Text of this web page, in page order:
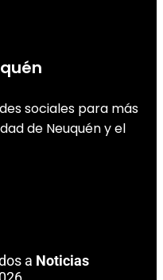
sociales para más
de Neuquén y el
a Noticias